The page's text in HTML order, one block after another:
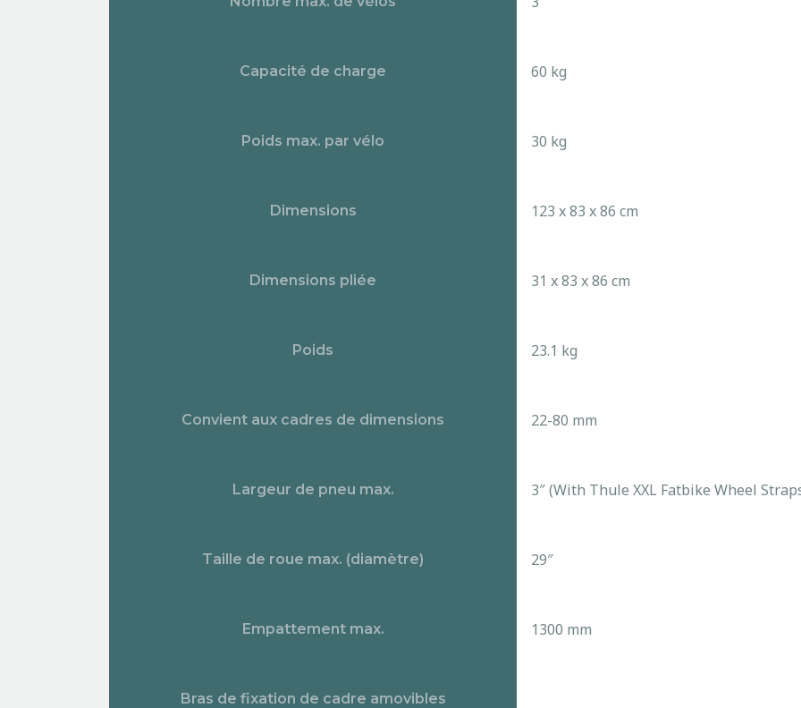
Capacité de charge 60 kg
Poids max. par vélo 30 kg
Dimensions 123 x 83 x 86 cm
Dimensions pliée 31 x 83 x 86 cm
Poids 23.1 kg
Convient aux cadres de dimensions 22-80 mm
Largeur de pneu max. 3″ (With Thule XXL Fatbike Wheel
Taille de roue max. (diamètre) 29″
Empattement max. 1300 mm
Bras de fixation de cadre amovibles